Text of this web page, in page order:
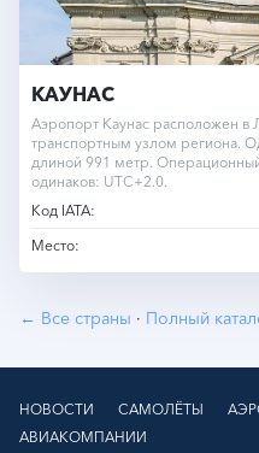
КАУНАС
Аэропорт Каунас расположен в
транспортным узлом региона.
длиной 991 метр.
одинаков: UTC+2.0.
Код IATA:
Место:
← Все страны · Полный
НОВОСТИ САМОЛЁТЫ
АВИАКОМПАНИИ